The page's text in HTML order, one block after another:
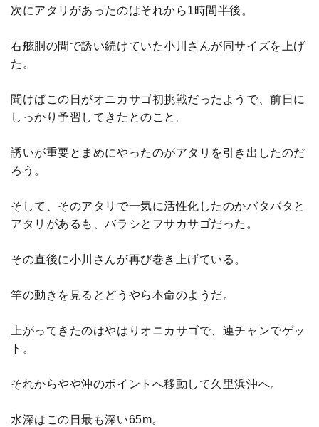
次にアタリがあったのはそれから1時間半後。
右舷胴の間で誘い続けていた小川さんが同サイズを上げ
た。
聞けばこの日がオニカサゴ初挑戦だったようで、前日に
しっかり予習してきたとのこと。
誘いが重要とまめにやったのがアタリを引き出したのだ
ろう。
そして、そのアタリで一気に活性化したのかバタバタと
アタリがあるも、バラシとフサカサゴだった。
その直後に小川さんが再び巻き上げている。
竿の動きを見るとどうやら本命のようだ。
上がってきたのはやはりオニカサゴで、連チャンでゲッ
ト。
それからやや沖のポイントへ移動して久里浜沖へ。
水深はこの日最も深い65m。